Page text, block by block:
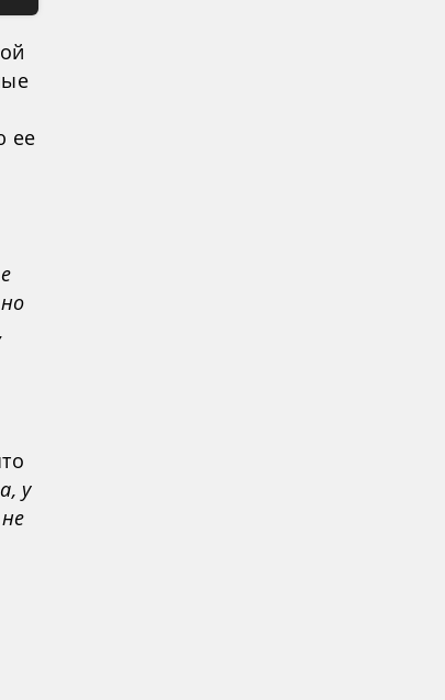
ее
у